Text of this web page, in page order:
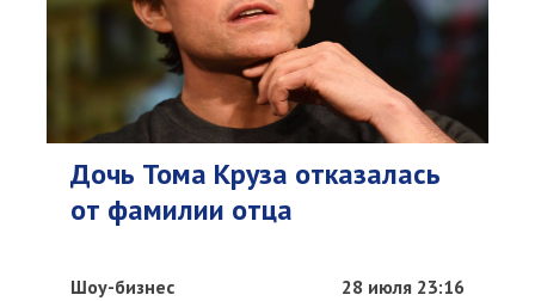
Дочь Тома Круза отказалась
от фамилии отца
Шоу-бизнес 28 июля 23:16